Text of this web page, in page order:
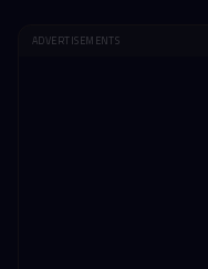
ADVERTISEMENTS